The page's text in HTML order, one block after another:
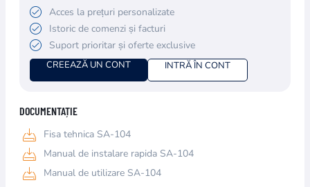
Acces la prețuri personalizate
Istoric de comenzi și facturi
Suport prioritar și oferte exclusive
CREEAZĂ UN CONT INTRĂ ÎN CONT
DOCUMENTAȚIE
Fisa tehnica SA-104
Manual de instalare rapida SA-104
Manual de utilizare SA-104